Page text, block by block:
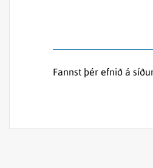
Fannst þér efnið á